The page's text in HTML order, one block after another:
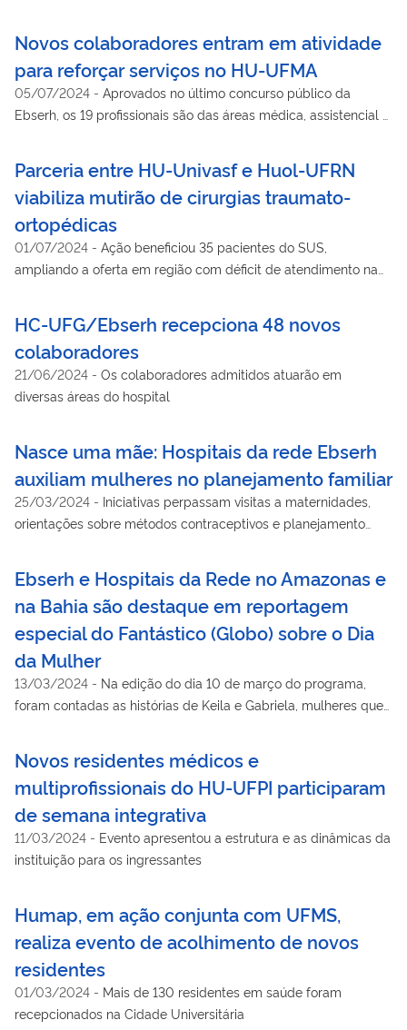
Novos colaboradores entram em atividade
para reforçar serviços no HU-UFMA
05/07/2024 - Aprovados no último concurso público da
Ebserh, os 19 profissionais são das áreas médica, assistencial e
Parceria entre HU-Univasf e Huol-UFRN
viabiliza mutirão de cirurgias traumato-
ortopédicas
01/07/2024 - Ação beneficiou 35 pacientes do SUS,
ampliando a oferta em região com déficit de atendimento na
HC-UFG/Ebserh recepciona 48 novos
colaboradores
21/06/2024 - Os colaboradores admitidos atuarão em
diversas áreas do hospital
Nasce uma mãe: Hospitais da rede Ebserh
auxiliam mulheres no planejamento familiar
25/03/2024 - Iniciativas perpassam visitas a maternidades,
orientações sobre métodos contraceptivos e planejamento
Ebserh e Hospitais da Rede no Amazonas e
na Bahia são destaque em reportagem
especial do Fantástico (Globo) sobre o Dia
da Mulher
13/03/2024 - Na edição do dia 10 de março do programa,
foram contadas as histórias de Keila e Gabriela, mulheres que
Novos residentes médicos e
multiprofissionais do HU-UFPI participaram
de semana integrativa
11/03/2024 - Evento apresentou a estrutura e as dinâmicas da
instituição para os ingressantes
Humap, em ação conjunta com UFMS,
realiza evento de acolhimento de novos
residentes
01/03/2024 - Mais de 130 residentes em saúde foram
recepcionados na Cidade Universitária